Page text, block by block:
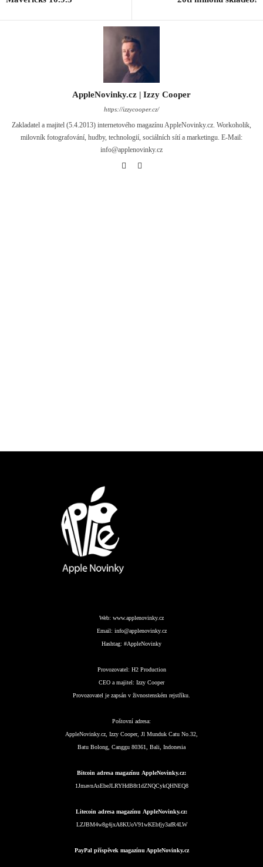
AppleNovinky.cz | Izzy Cooper
https://izzycooper.cz/
Zakladatel a majitel (5.4.2013) internetového magazínu AppleNovinky.cz. Workoholik,
milovník fotografování, hudby, technologií, sociálních sítí a marketingu. E-Mail:
info@applenovinky.cz
Web: www.applenovinky.cz
Email: info@applenovinky.cz
Hashtag: #AppleNovinky
Provozovatel: H2 Production
CEO a majitel: Izzy Cooper
Provozovatel je zapsán v živnostenském rejstříku.
Poštovní adresa:
AppleNovinky.cz, Izzy Cooper, Jl Munduk Catu No.32,
Batu Bolong, Canggu 80361, Bali, Indonesia
Bitcoin adresa magazínu AppleNovinky.cz:
1JmavnAsEbeJLRYHdB8t1dZNQCykQHNEQ8
Litecoin adresa magazínu AppleNovinky.cz:
LZJBM4w8g4jxA8KUoV91wKEbfjy3afR4LW
PayPal příspěvek magazínu AppleNovinky.cz